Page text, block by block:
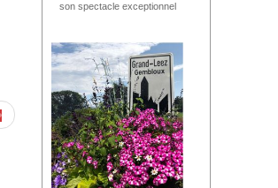
son spectacle exceptionnel